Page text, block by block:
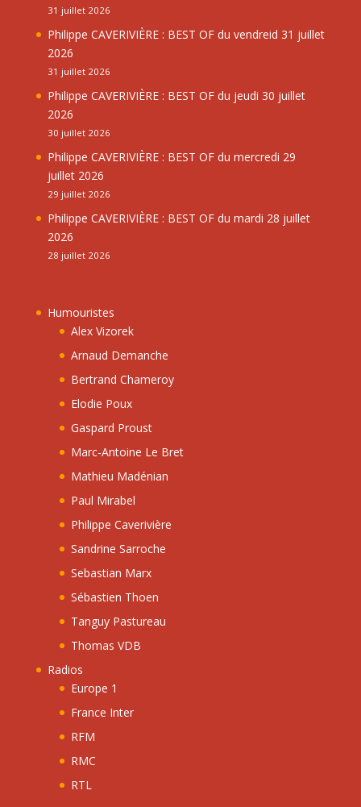
31 juillet 2026
Philippe CAVERIVIÈRE : BEST OF du vendreid 31 juillet
2026
31 juillet 2026
Philippe CAVERIVIÈRE : BEST OF du jeudi 30 juillet
2026
30 juillet 2026
Philippe CAVERIVIÈRE : BEST OF du mercredi 29
juillet 2026
29 juillet 2026
Philippe CAVERIVIÈRE : BEST OF du mardi 28 juillet
2026
28 juillet 2026
Humouristes
Alex Vizorek
Arnaud Demanche
Bertrand Chameroy
Elodie Poux
Gaspard Proust
Marc-Antoine Le Bret
Mathieu Madénian
Paul Mirabel
Philippe Caverivière
Sandrine Sarroche
Sebastian Marx
Sébastien Thoen
Tanguy Pastureau
Thomas VDB
Radios
Europe 1
France Inter
RFM
RMC
RTL